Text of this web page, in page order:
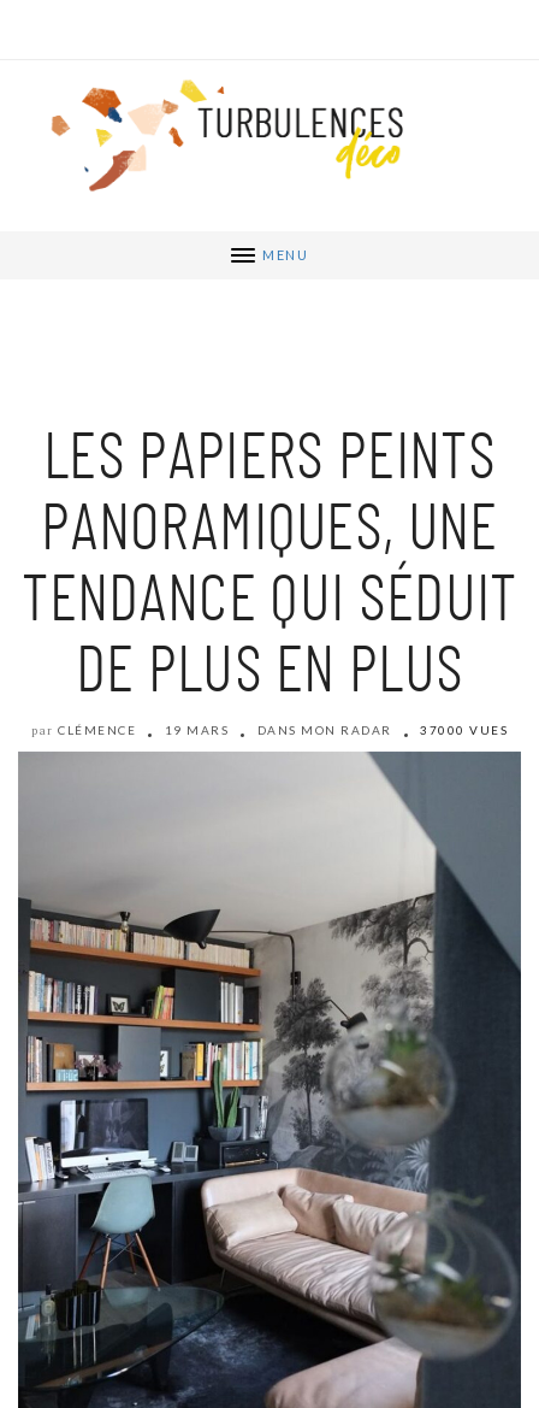
MENU
LES PAPIERS PEINTS
PANORAMIQUES, UNE
TENDANCE QUI SÉDUIT
DE PLUS EN PLUS
par CLÉMENCE 19 MARS DANS MON RADAR 37000 VUES